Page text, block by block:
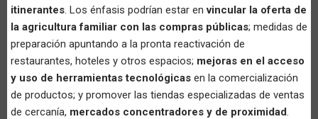
itinerantes. Los énfasis podrían estar envincular la oferta de
la agricultura familiar con las compras públicas; medidas de
preparación apuntando a la pronta reactivación de
restaurantes, hoteles y otros espacios; mejoras en el acceso
y uso de herramientas tecnológicas en la comercialización
de productos; y promover las tiendas especializadas de ventas
de cercanía, mercados concentradores y de proximidad.